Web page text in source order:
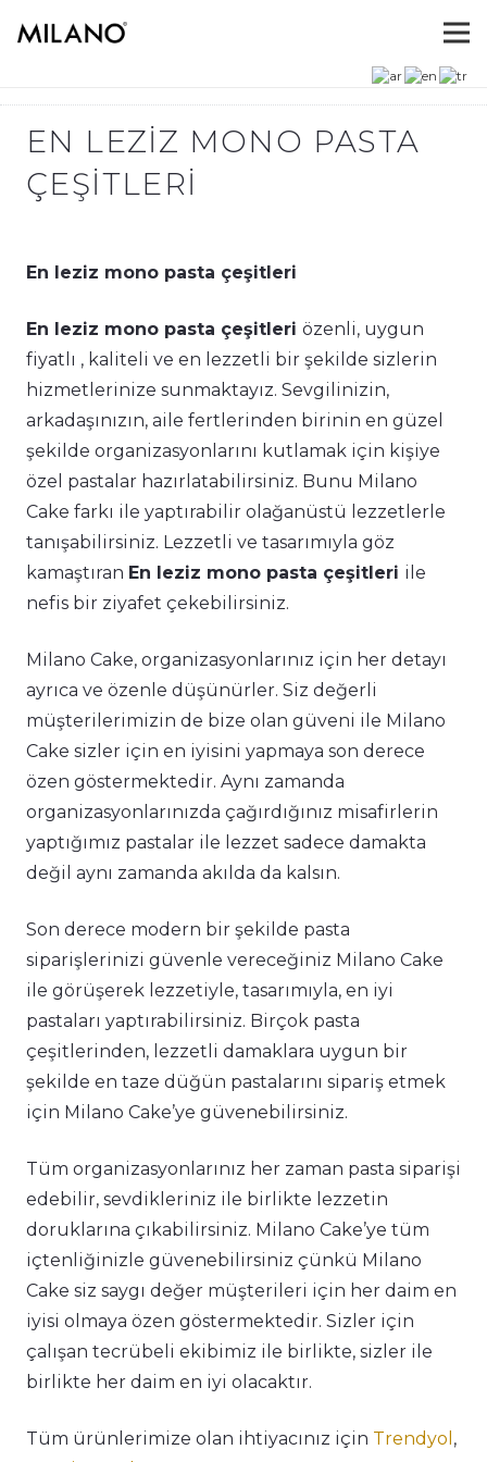
EN LEZIZ MONO PASTA
ÇEŞITLERI
En leziz mono pasta çeşitleri
En leziz mono pasta çeşitleri özenli, uygun
fiyatlı , kaliteli ve en lezzetli bir şekilde sizlerin
hizmetlerinize sunmaktayız. Sevgilinizin,
arkadaşınızın, aile fertlerinden birinin en güzel
şekilde organizasyonlarını kutlamak için kişiye
özel pastalar hazırlatabilirsiniz. Bunu Milano
Cake farkı ile yaptırabilir olağanüstü lezzetlerle
tanışabilirsiniz. Lezzetli ve tasarımıyla göz
kamaştıran En leziz mono pasta çeşitleri ile
nefis bir ziyafet çekebilirsiniz.
Milano Cake, organizasyonlarınız için her detayı
ayrıca ve özenle düşünürler. Siz değerli
müşterilerimizin de bize olan güveni ile Milano
Cake sizler için en iyisini yapmaya son derece
özen göstermektedir. Aynı zamanda
organizasyonlarınızda çağırdığınız misafirlerin
yaptığımız pastalar ile lezzet sadece damakta
değil aynı zamanda akılda da kalsın.
Son derece modern bir şekilde pasta
siparişlerinizi güvenle vereceğiniz Milano Cake
ile görüşerek lezzetiyle, tasarımıyla, en iyi
pastaları yaptırabilirsiniz. Birçok pasta
çeşitlerinden, lezzetli damaklara uygun bir
şekilde en taze düğün pastalarını sipariş etmek
için Milano Cake’ye güvenebilirsiniz.
Tüm organizasyonlarınız her zaman pasta siparişi
edebilir, sevdikleriniz ile birlikte lezzetin
doruklarına çıkabilirsiniz. Milano Cake’ye tüm
içtenliğinizle güvenebilirsiniz çünkü Milano
Cake siz saygı değer müşterileri için her daim en
iyisi olmaya özen göstermektedir. Sizler için
çalışan tecrübeli ekibimiz ile birlikte, sizler ile
birlikte her daim en iyi olacaktır.
Tüm ürünlerimize olan ihtiyacınız için Trendyol ,